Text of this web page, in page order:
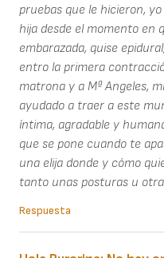
pruebas que le hicieron,
hija desde el momento en
embarazada, quise
entro la primera
matrona y a Mª Angeles,
ayudado a traer a este
íntima, agradable y
que se pone cuando te
una elija donde y cómo
tanto unas posturas u
Respuesta